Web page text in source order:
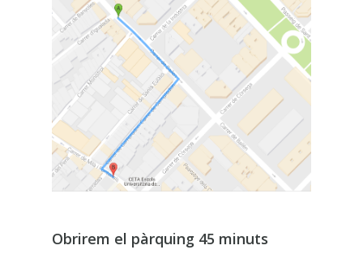
Obrirem el pàrquing 45 minuts